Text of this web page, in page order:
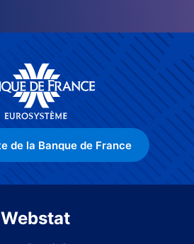
de la Banque de France
Webstat